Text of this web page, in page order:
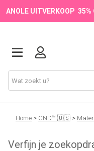
ANOLE UITVERKOOP 35%
Onze Merken
Producten
Home > CND™ 🇺🇸 >
Verfijn je